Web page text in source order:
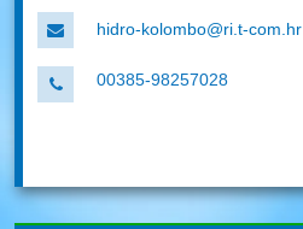
hidro-kolombo@ri.t-com.hr
00385-98257028